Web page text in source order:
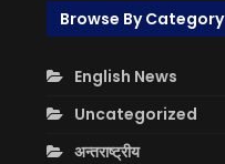
Browse By Category
English News
Uncategorized
अन्तराष्ट्रीय